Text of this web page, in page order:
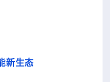
新生态